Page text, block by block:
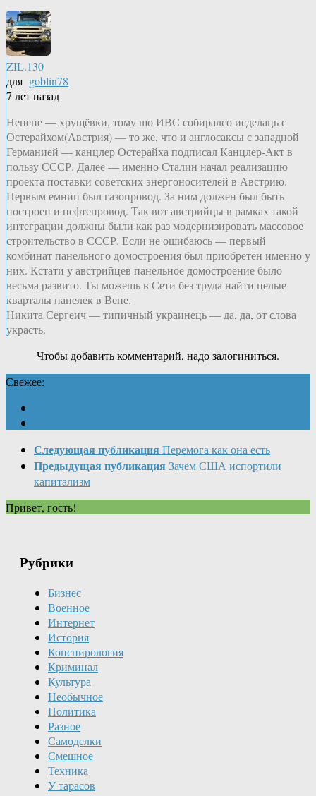
ZIL.130
для goblin78
7 лет назад
Ненене — хрущёвки, тому що ИВС собиралсо исделаць с
Остерайхом(Австрия) — то же, что и англосаксы с западной
Германией — канцлер Остерайха подписал Канцлер-Акт в
пользу СССР. Далее — именно Сталин начал реализацию
проекта поставки советских энергоносителей в Австрию.
Первым емнип был газопровод. За ним должен был быть
построен и нефтепровод. Так вот австрийцы в рамках такой
интеграции должны были как раз модернизировать массовое
строительство в СССР. Если не ошибаюсь — первый
комбинат панельного домостроения был приобретён именно у
них. Кстати у австрийцев панельное домостроение было
весьма развито. Ты можешь в Сети без труда найти целые
кварталы панелек в Вене.
Никита Сергеич — типичный украинець — да, да, от слова
украсть.
Чтобы добавить комментарий, надо залогиниться.
Свежее:
Следующая публикация Перемога как она есть
Предыдущая публикация Зачем США испортили
капитализм
Привет, гость!
Рубрики
Бизнес
Военное
Интернет
История
Конспирология
Криминал
Культура
Необычное
Политика
Разное
Самоделки
Смешное
Техника
У тарасов